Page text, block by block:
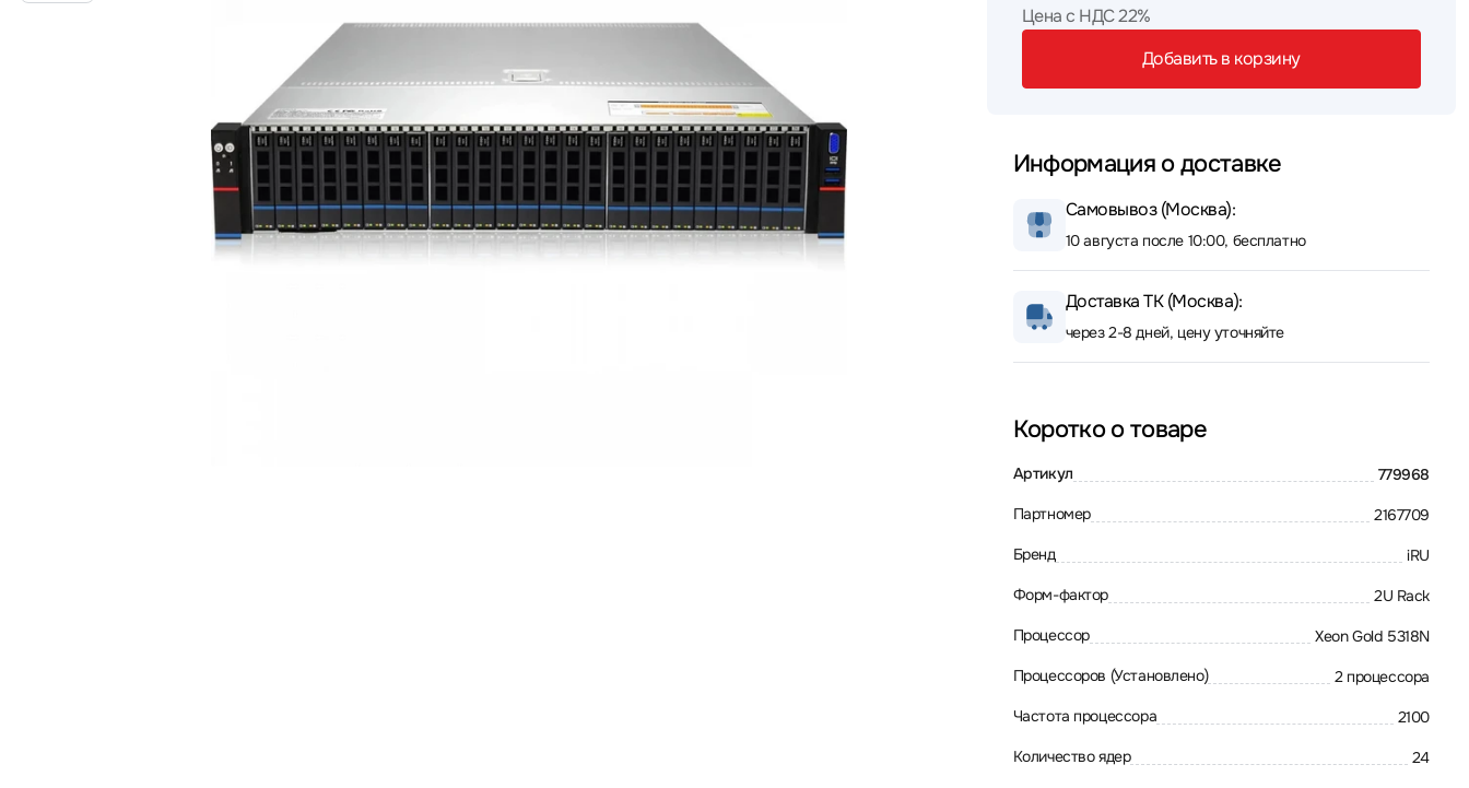
Цена с НДС 22%
Добавить в корзину
Информация о доставке
Самовывоз (Москва):
10 августа после 10:00, бесплатно
Доставка ТК (Москва):
через 2-8 дней, цену уточняйте
Коротко о товаре
Артикул 779968
Партномер 2167709
Бренд iRU
Форм-фактор 2U Rack
Процессор Xeon Gold 5318N
Процессоров (Установлено) 2 процессора
Частота процессора 2100
Количество ядер 24